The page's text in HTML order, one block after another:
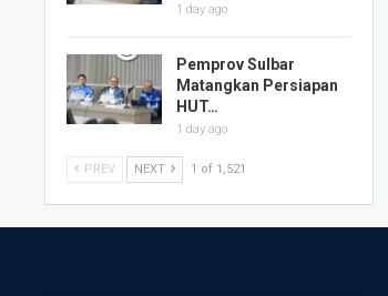
1 day ago
Pemprov Sulbar
Matangkan Persiapan
HUT…
1 day ago
PREV NEXT 1 of 1,521